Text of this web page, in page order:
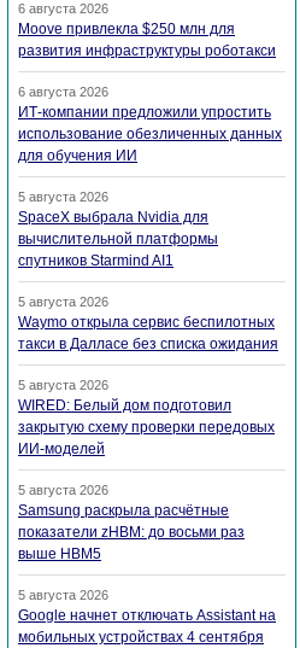
6 августа 2026
Moove привлекла $250 млн для
развития инфраструктуры роботакси
6 августа 2026
ИТ-компании предложили упростить
использование обезличенных данных
для обучения ИИ
5 августа 2026
SpaceX выбрала Nvidia для
вычислительной платформы
спутников Starmind AI1
5 августа 2026
Waymo открыла сервис беспилотных
такси в Далласе без списка ожидания
5 августа 2026
WIRED: Белый дом подготовил
закрытую схему проверки передовых
ИИ-моделей
5 августа 2026
Samsung раскрыла расчётные
показатели zHBM: до восьми раз
выше HBM5
5 августа 2026
Google начнет отключать Assistant на
мобильных устройствах 4 сентября